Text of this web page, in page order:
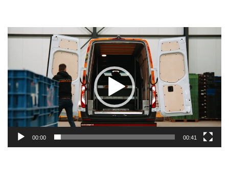
Videospeler
00:00 00:41